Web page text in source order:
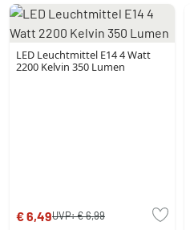
LED Leuchtmittel E14 4 Watt
2200 Kelvin 350 Lumen
€ 6,49UVP:€ 6,99